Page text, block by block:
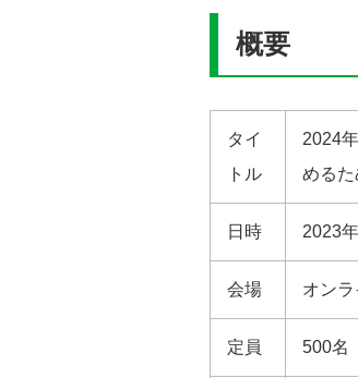
概要
タイ
トル
2024
めるた
日時 2023
会場 オンラ
定員 500名